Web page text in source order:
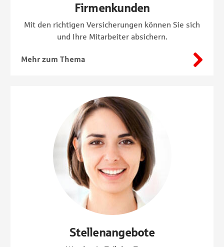
Firmenkunden
Mit den richtigen Versicherungen können Sie sich
und Ihre Mitarbeiter absichern.
Stellenangebote